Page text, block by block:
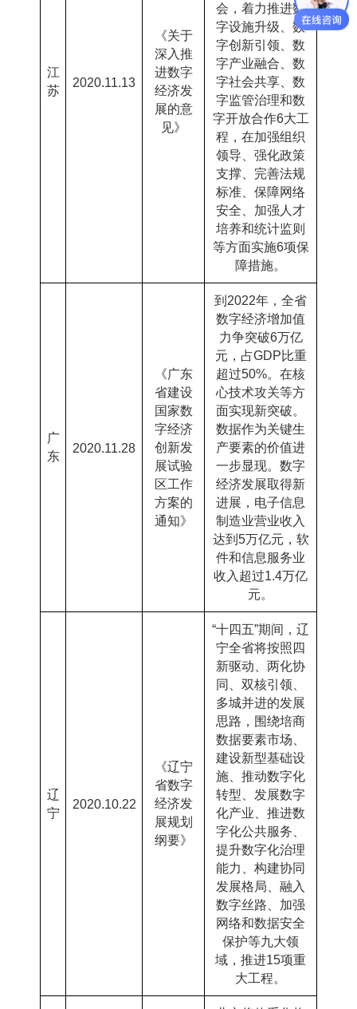
江
苏
2020.11.13
《关于
深入推
进数字
经济发
展的意
见》
会，着力推进数
字设施升级、数
字创新引领、数
字产业融合、数
字社会共享、数
字监管治理和数
字开放合作6大工
程，在加强组织
领导、强化政策
支撑、完善法规
标准、保障网络
安全、加强人才
培养和统计监则
等方面实施6项保
障措施。
广
东
2020.11.28
《广东
省建设
国家数
字经济
创新发
展试验
区工作
方案的
通知》
到 2022年，全省
数字经济增加值
力争突破6万亿
元，占GDP比重
超过50%。在核
心技术攻关等方
面实现新突破。
数据作为关键生
产要素的价值进
一步显现。数字
经济发展取得新
进展，电子信息
制造业营业收入
达到 5万亿元，软
件和信息服务业
收入超过1.4万亿
元。
辽
宁
2020.10.22
《辽宁
省数字
经济发
展规划
纲要》
“十四五”期间，辽
宁全省将按照四
新驱动、两化协
同、双核引领、
多城并进的发展
思路，围绕培商
数据要素市场、
建设新型基础设
施、推动数字化
转型、发展数字
化产业、推进数
字化公共服务、
提升数字化治理
能力、构建协同
发展格局、融入
数字丝路、加强
网络和数据安全
保护等九大领
域，推进15项重
大工程。